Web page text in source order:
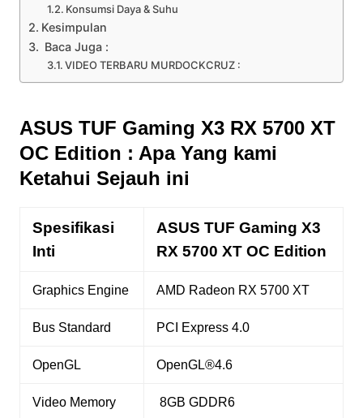
Konsumsi Daya & Suhu
Kesimpulan
Baca Juga :
VIDEO TERBARU MURDOCKCRUZ :
ASUS TUF Gaming X3 RX 5700 XT
OC Edition : Apa Yang kami
Ketahui Sejauh ini
Spesifikasi
Inti
ASUS TUF Gaming X3
RX 5700 XT OC Edition
Graphics Engine AMD Radeon RX 5700 XT
Bus Standard PCI Express 4.0
OpenGL OpenGL®4.6
Video Memory 8GB GDDR6